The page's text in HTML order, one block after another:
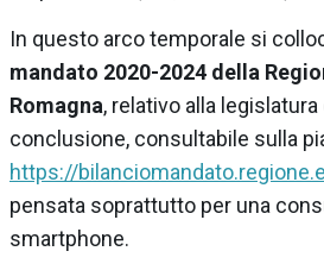
In questo arco temporale si
mandato 2020-2024 della
Romagna, relativo alla
conclusione, consultabile sulla
https://
pensata soprattutto per una
smartphone.